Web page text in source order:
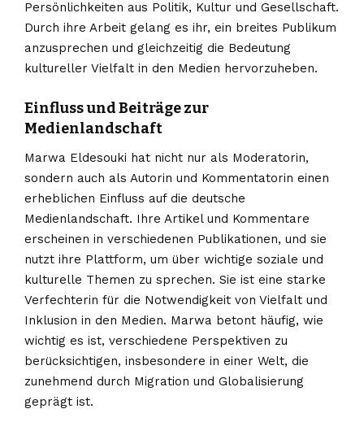
Persönlichkeiten aus Politik, Kultur und Gesellschaft.
Durch ihre Arbeit gelang es ihr, ein breites Publikum
anzusprechen und gleichzeitig die Bedeutung
kultureller Vielfalt in den Medien hervorzuheben.
Einfluss und Beiträge zur
Medienlandschaft
Marwa Eldesouki hat nicht nur als Moderatorin,
sondern auch als Autorin und Kommentatorin einen
erheblichen Einfluss auf die deutsche
Medienlandschaft. Ihre Artikel und Kommentare
erscheinen in verschiedenen Publikationen, und sie
nutzt ihre Plattform, um über wichtige soziale und
kulturelle Themen zu sprechen. Sie ist eine starke
Verfechterin für die Notwendigkeit von Vielfalt und
Inklusion in den Medien. Marwa betont häufig, wie
wichtig es ist, verschiedene Perspektiven zu
berücksichtigen, insbesondere in einer Welt, die
zunehmend durch Migration und Globalisierung
geprägt ist.